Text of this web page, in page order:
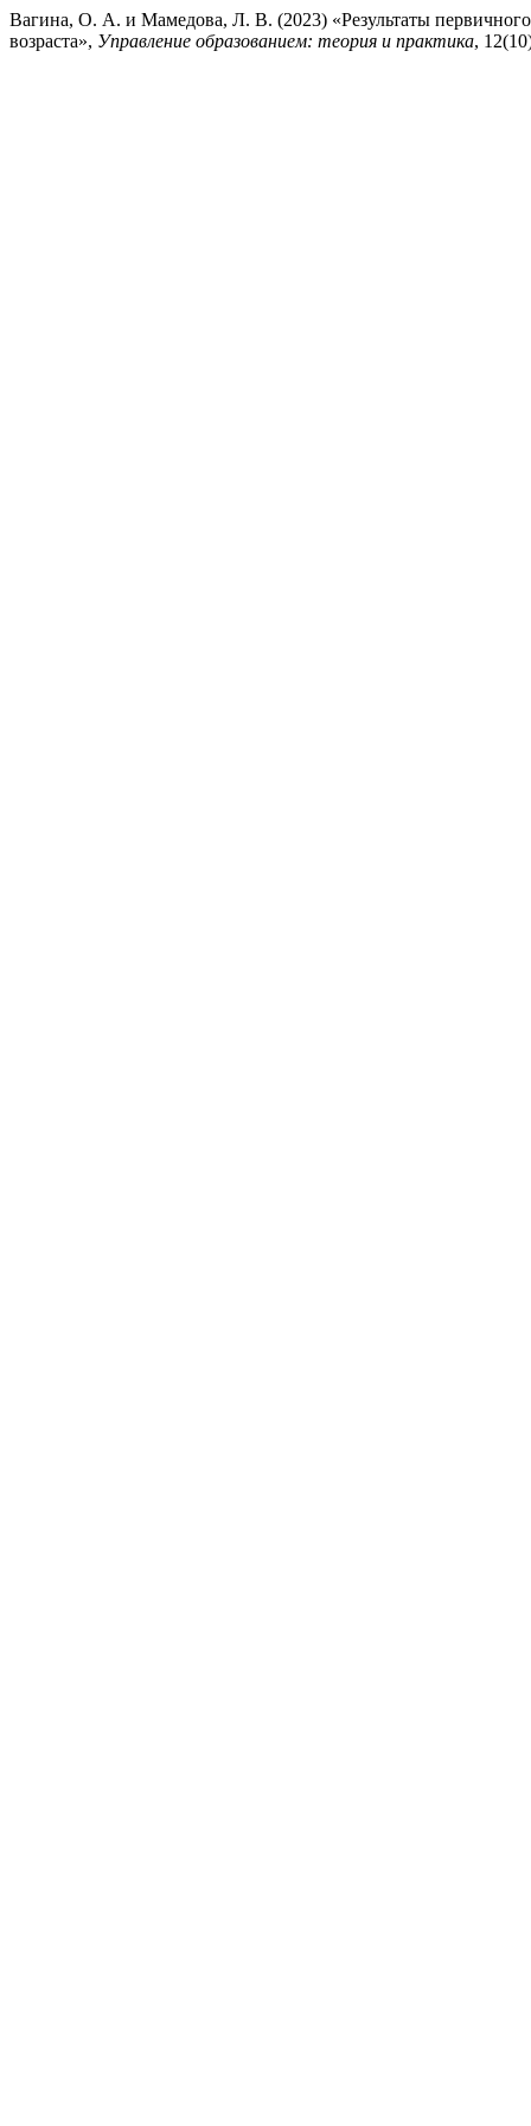
Вагина, О. А. и Мамедова, Л. В. (2023) «Результаты
возраста», Управление образованием: теория и практика,